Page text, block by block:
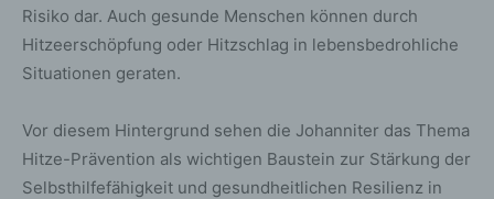
Risiko dar. Auch gesunde Menschen können durch
Hitzeerschöpfung oder Hitzschlag in lebensbedrohliche
Situationen geraten.
Vor diesem Hintergrund sehen die Johanniter das Thema
Hitze-Prävention als wichtigen Baustein zur Stärkung der
Selbsthilfefähigkeit und gesundheitlichen Resilienz in